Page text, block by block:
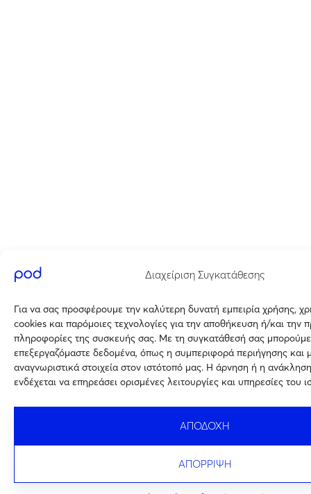
Διαχείριση Συγκατάθεσης
Για να σας προσφέρουμε την καλύτερη δυνατή εμπειρία χρήσης,
cookies και παρόμοιες τεχνολογίες για την αποθήκευση ή/και την
πληροφορίες της συσκευής σας. Με τη συγκατάθεσή σας
επεξεργαζόμαστε δεδομένα, όπως η συμπεριφορά περιήγησης και
αναγνωριστικά στοιχεία στον ιστότοπό μας. Η άρνηση ή η
ενδέχεται να επηρεάσει ορισμένες λειτουργίες και υπηρεσίες του
ΑΠΟΔΟΧΗ
ΑΠΟΡΡΙΨΗ